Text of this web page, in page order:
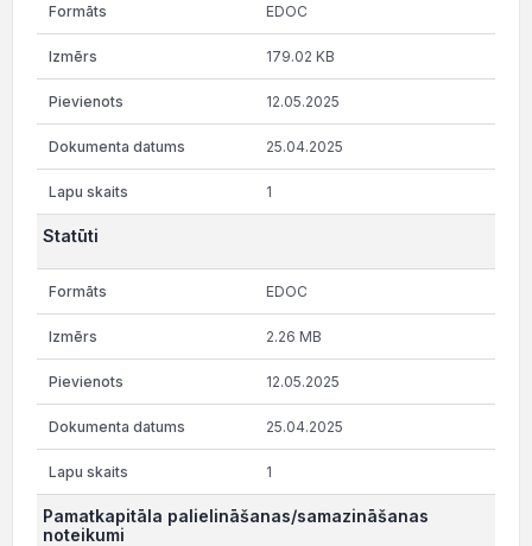
EDOC
179.02 KB
12.05.2025
25.04.2025
1
Statūti
EDOC
2.26 MB
12.05.2025
25.04.2025
1
Pamatkapitāla palielināšanas/samazināšanas
noteikumi